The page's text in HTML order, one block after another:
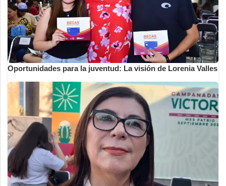
Oportunidades para la juventud: La visión de Lorenia Valles